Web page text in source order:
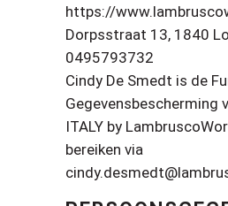
https://
Dorpsstraat 13, 1840
0495793732
Cindy De Smedt is de
Gegevensbescherming
ITALY by
bereiken via